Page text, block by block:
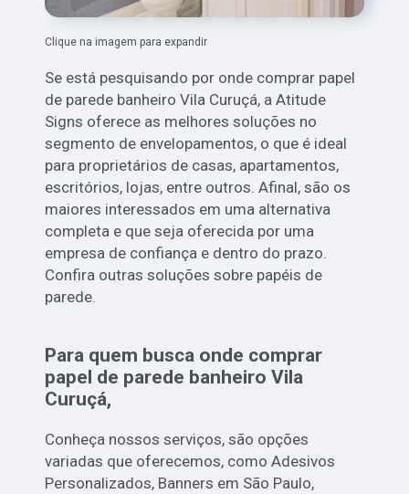
Clique na imagem para expandir
Se está pesquisando por onde comprar papel
de parede banheiro Vila Curuçá, a Atitude
Signs oferece as melhores soluções no
segmento de envelopamentos, o que é ideal
para proprietários de casas, apartamentos,
escritórios, lojas, entre outros. Afinal, são os
maiores interessados em uma alternativa
completa e que seja oferecida por uma
empresa de confiança e dentro do prazo.
Confira outras soluções sobre papéis de
parede.
Para quem busca onde comprar
papel de parede banheiro Vila
Curuçá,
Conheça nossos serviços, são opções
variadas que oferecemos, como Adesivos
Personalizados, Banners em São Paulo,